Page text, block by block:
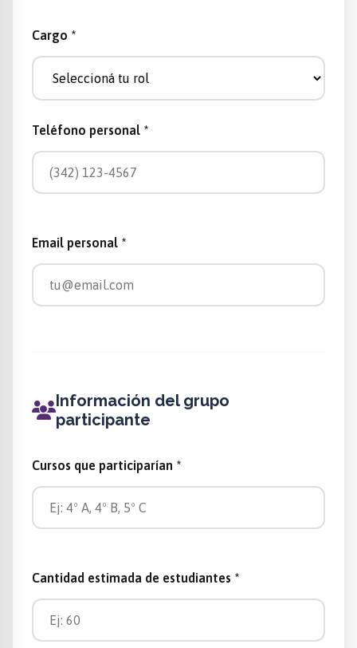
Cargo *
Teléfono personal *
Email personal *
Información del grupo
participante
Cursos que participarían *
Cantidad estimada de estudiantes *